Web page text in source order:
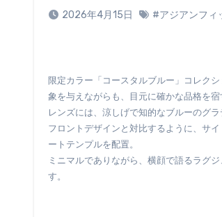
2026年4月15日 #アジアンフィ
限定カラー「コースタルブルー」コレクションが登場！フレームという境界線を無くすことで生まれる、究極の「引き算の美学」。 素顔に近い自然な印
象を与えながらも、目元に確かな品格を宿
レンズには、涼しげで知的なブルーのグ
フロントデザインと対比するように、サ
ートテンプルを配置。
ミニマルでありながら、横顔で語るラグ
す。